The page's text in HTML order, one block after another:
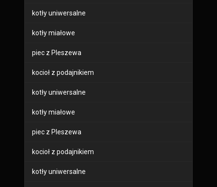
kotły uniwersalne
kotły miałowe
piec z Pleszewa
kocioł z podajnikiem
kotły uniwersalne
kotły miałowe
piec z Pleszewa
kocioł z podajnikiem
kotły uniwersalne